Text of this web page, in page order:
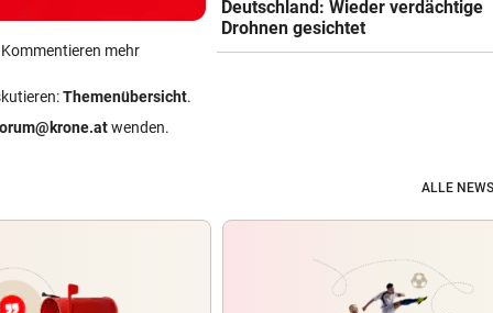
mehr
Themenübersicht.
wenden.
Deutschland: Wieder verdächtige
Drohnen gesichtet
ALLE